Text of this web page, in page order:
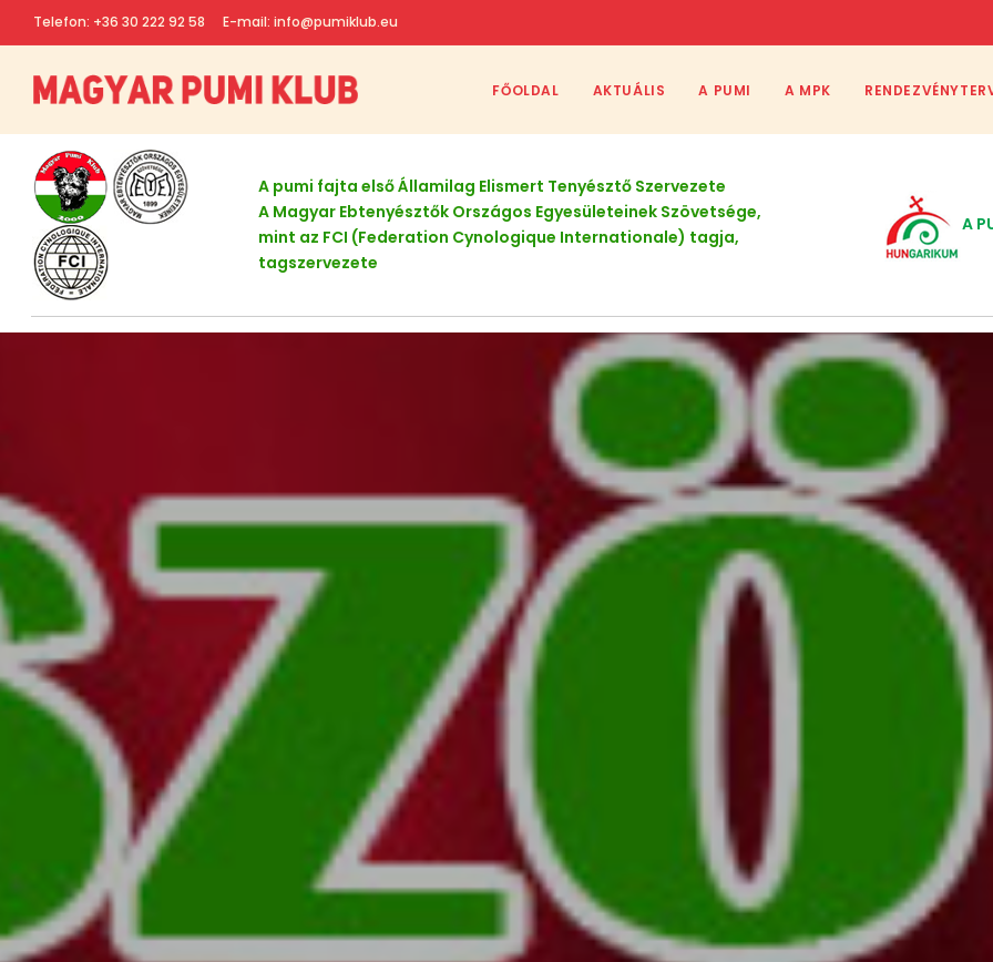
Telefon: +36 30 222 92 58 E-mail: info@pumiklub.eu
FŐOLDAL AKTUÁLIS A PUMI A MPK
A pumi fajta első Államilag Elismert Tenyésztő Szervezete
A Magyar Ebtenyésztők Országos Egyesületeinek Szövetsége,
mint az FCI (Federation Cynologique Internationale) tagja,
tagszervezete
A